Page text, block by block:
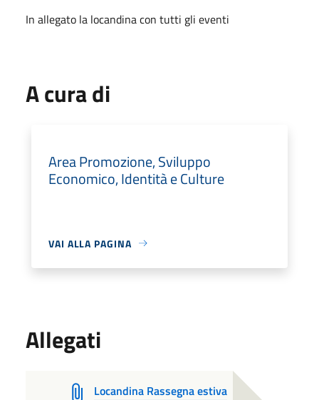
In allegato la locandina con tutti gli eventi
A cura di
Area Promozione, Sviluppo
Economico, Identità e Culture
VAI ALLA PAGINA
Allegati
Locandina Rassegna estiva